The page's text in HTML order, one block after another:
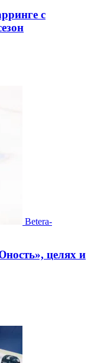
с
Betera-
целях и